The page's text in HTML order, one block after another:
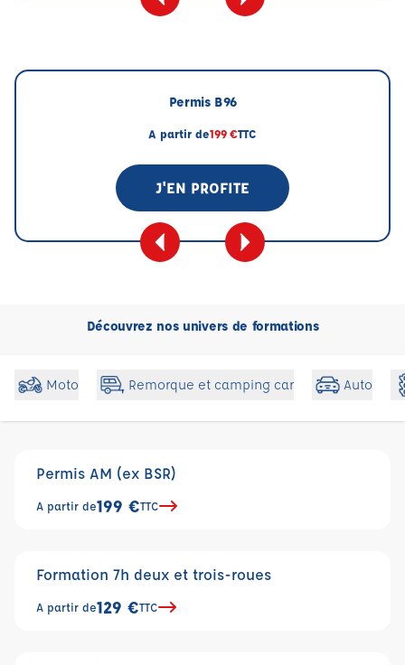
Permis B96
A partir de199 €TTC
J'EN PROFITE
Découvrez nos univers de formations
Moto Remorque et camping car Auto
Permis AM (ex BSR)
A partir de199 €TTC
Formation 7h deux et trois-roues
A partir de129 €TTC